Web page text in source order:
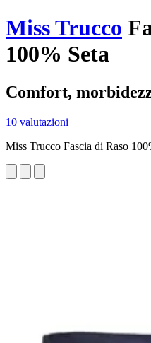
Miss Trucco
100% Seta
Comfort,
10 valutazioni
Miss Trucco Fascia di Raso